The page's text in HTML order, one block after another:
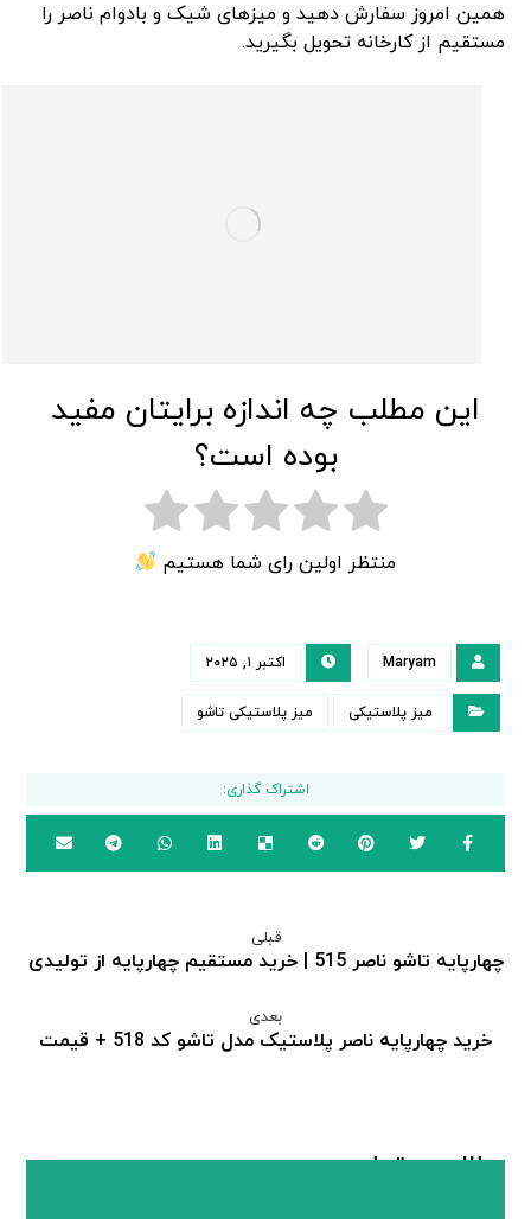
همین امروز سفارش دهید و میزهای شیک و بادوام ناصر را
مستقیم از کارخانه تحویل بگیرید.
این مطلب چه اندازه برایتان مفید
بوده است؟
منتظر اولین رای شما هستیم
Maryam اکتبر ۱, ۲۰۲۵
میز پلاستیکی میز پلاستیکی تاشو
قبلی
چهارپایه تاشو ناصر 515 | خرید مستقیم چهارپایه از تولیدی
بعدی
خرید چهارپایه ناصر پلاستیک مدل تاشو کد 518 + قیمت
مطالب مرتبط ...